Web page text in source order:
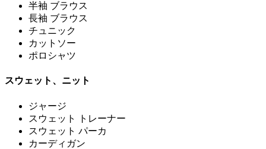
半袖 ブラウス
長袖 ブラウス
チュニック
カットソー
ポロシャツ
スウェット、ニット
ジャージ
スウェット トレーナー
スウェット パーカ
カーディガン